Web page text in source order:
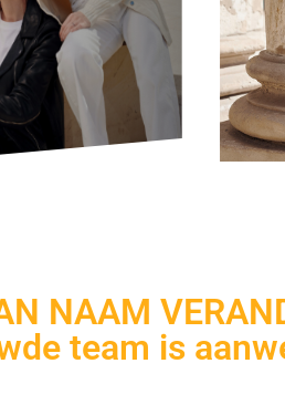
NAAM
team is